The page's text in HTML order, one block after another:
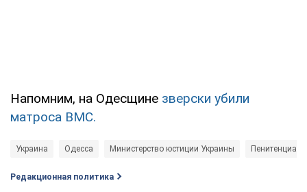
Напомним, на Одесщине зверски убили
матроса ВМС.
Украина Одесса Министерство юстиции Украины
Редакционная политика